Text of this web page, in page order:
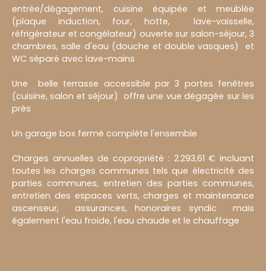
entrée/dégagement, cuisine équipée et meublée
(plaque induction, four, hotte, lave-vaisselle,
réfrigérateur et congélateur) ouverte sur salon-séjour, 3
chambres, salle d'eau (douche et double vasques) et
WC séparé avec lave-mains
Une belle terrasse accessible par 3 portes fenêtres
(cuisine, salon et séjour) offre une vue dégagée sur les
près
Un garage box fermé complète l'ensemble
Charges annuelles de copropriété : 2.293,61 € incluant
toutes les charges communes tels que électricité des
parties communes, entretien des parties communes,
entretien des espaces verts, charges et maintenance
ascenseur, assurances, honoraires syndic mais
également l'eau froide, l'eau chaude et le chauffage